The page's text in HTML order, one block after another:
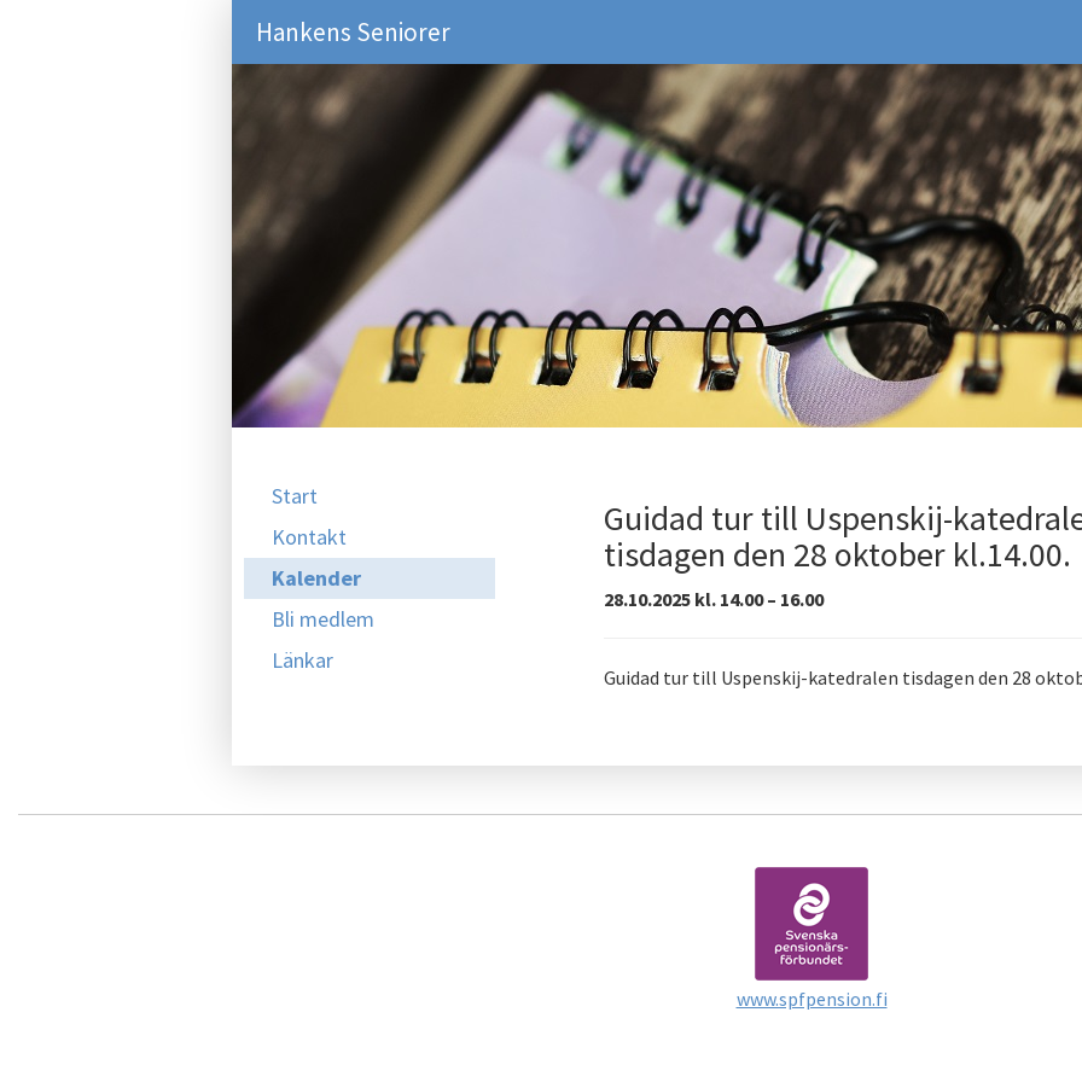
Hankens Seniorer
Start
Kontakt
Kalender
Bli medlem
Länkar
Guidad tur till Uspenskij-
tisdagen den 28 oktober kl.14.00.
28.10.2025 kl. 14.00 – 16.00
Guidad tur till Uspenskij-katedralen tisdagen den 28
www.spfpension.fi